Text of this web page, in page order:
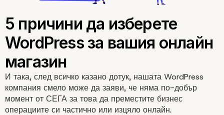
И така, след всичко казано дотук, нашата WordPress
компания смело може да заяви, че няма по-добър
момент от СЕГА за това да преместите бизнес
операциите си частично или изцяло онлайн.